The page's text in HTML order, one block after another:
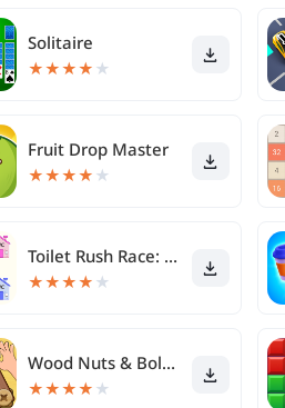
Solitaire
★★★★ ★
Fruit Drop Master
★★★★ ★
Toilet Rush Race: Draw Puzzle
★★★★ ★
Wood Nuts & Bolts Puzzle
★★★★ ★